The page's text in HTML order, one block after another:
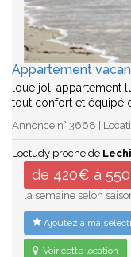
Appartement
loue joli appartement
tout confort et équipé
Annonce n° 3668 |
Loctudy proche de
de 420€ à
la semaine selon
Ajoutez à ma
Voir cette location